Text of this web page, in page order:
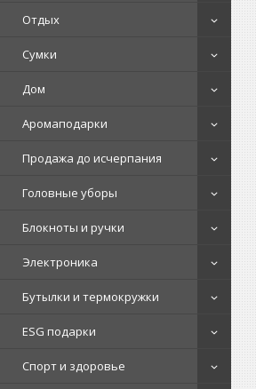
Отдых
Сумки
Дом
Аромаподарки
Продажа до исчерпания
Головные уборы
Блокноты и ручки
Электроника
Бутылки и термокружки
ESG подарки
Спорт и здоровье